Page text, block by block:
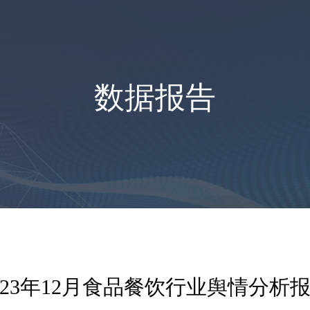
数据报告
年12月食品餐饮行业舆情分析